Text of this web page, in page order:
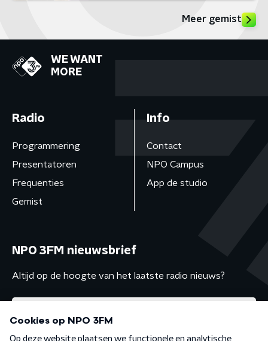
Meer gemist
WE WANT
MORE
Radio
Programmering
Presentatoren
Frequenties
Gemist
Info
Contact
NPO Campus
App de studio
NPO 3FM nieuwsbrief
Altijd op de hoogte van het laatste radio nieuws?